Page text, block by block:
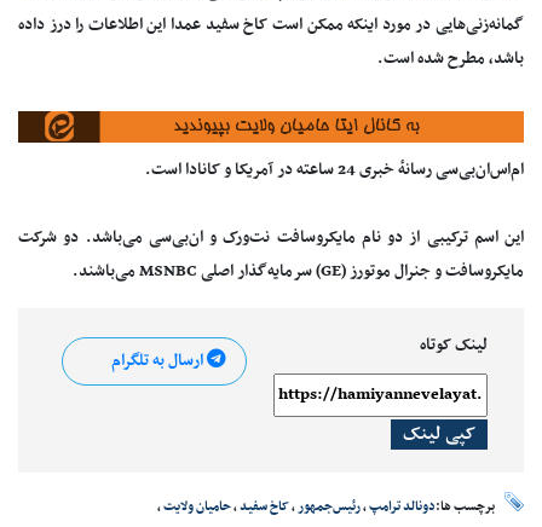
گمانه‌زنی‌هایی در مورد اینکه ممکن است کاخ سفید عمدا این اطلاعات را درز داده
باشد، مطرح شده است.
ام‌اس‌ان‌بی‌سی رسانهٔ خبری 24 ساعته در آمریکا و کانادا است.
این اسم ترکیبی از دو نام مایکروسافت نت‌ورک و ان‌بی‌سی می‌باشد. دو شرکت
مایکروسافت و جنرال موتورز (GE) سرمایه‌گذار اصلی MSNBC می‌باشند.
لینک کوتاه
کپی لینک
ارسال به تلگرام
برچسب ها:دونالد ترامپ،رئیس‌جمهور،کاخ سفید،حامیان ولایت،